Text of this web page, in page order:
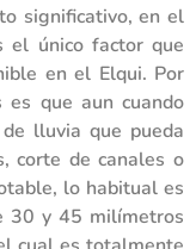
significativo, en el
el único factor que
en el Elqui. Por
que aun cuando
lluvia que pueda
corte de canales o
lo habitual es
30 y 45 milímetros